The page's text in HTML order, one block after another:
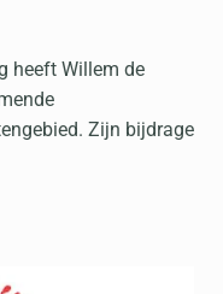
heeft Willem de
Zijn bijdrage